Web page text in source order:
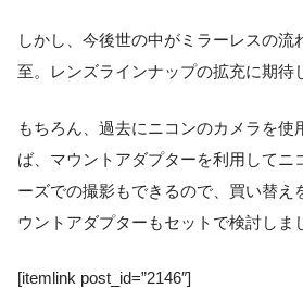
しかし、今後世の中がミラーレスの流
至。レンズラインナップの拡充に期待
もちろん、過去にニコンのカメラを使
ば、マウントアダプターを利用してニ
ーズでの撮影もできるので、買い替え
ウントアダプターもセットで検討しま
[itemlink post_id=”2146″]